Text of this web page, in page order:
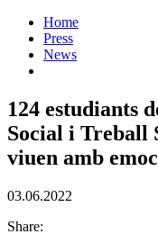
Home
Press
News
124 estudiants
Social i Treball
viuen amb
03.06.2022
Share: